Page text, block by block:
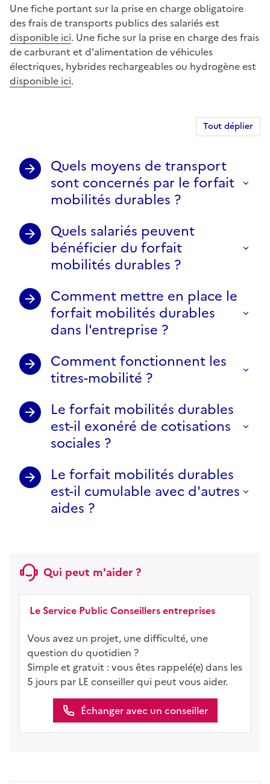
Une fiche portant sur la prise en charge obligatoire
des frais de transports publics des salariés est
disponible ici. Une fiche sur la prise en charge des frais
de carburant et d'alimentation de véhicules
électriques, hybrides rechargeables ou hydrogène est
disponible ici.
Tout déplier
Quels moyens de transport
sont concernés par le forfait
mobilités durables ?
Quels salariés peuvent
bénéficier du forfait
mobilités durables ?
Comment mettre en place le
forfait mobilités durables
dans l'entreprise ?
Comment fonctionnent les
titres-mobilité ?
Le forfait mobilités durables
est-il exonéré de cotisations
sociales ?
Le forfait mobilités durables
est-il cumulable avec d'autres
aides ?
Qui peut m'aider ?
Le Service Public Conseillers entreprises
Vous avez un projet, une difficulté, une
question du quotidien ?
Simple et gratuit : vous êtes rappelé(e) dans les
5 jours par LE conseiller qui peut vous aider.
Échanger avec un conseiller